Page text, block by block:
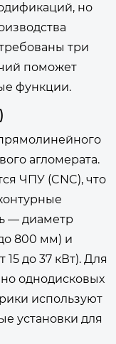
но
три
поможет
функции.
агломерата.
ЧПУ (CNC), что
— диаметр
800 мм) и
15 до 37 кВт). Для
однодисковых
используют
установки для